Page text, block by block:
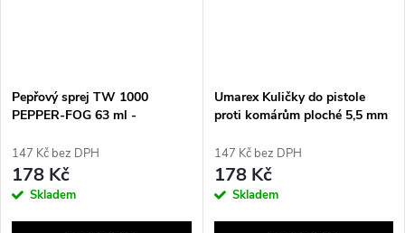
Pepřový sprej TW 1000
PEPPER-FOG 63 ml -
147 Kč bez DPH
178 Kč
Skladem
Umarex Kuličky do pistole
proti komárům ploché 5,5 mm
147 Kč bez DPH
178 Kč
Skladem